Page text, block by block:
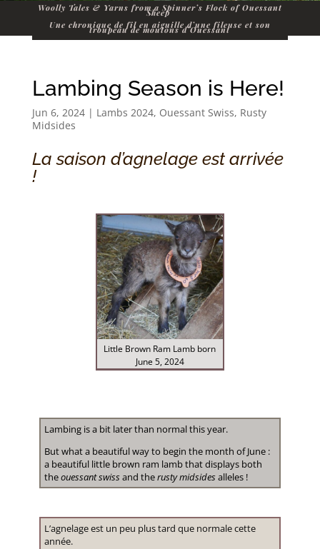
Woolly Tales & Yarns from a Spinner’s Flock of Ouessant
Sheep
Une chronique de fil en aiguille d’une fileuse et son
troupeau de moutons d’Ouessant
Lambing Season is Here!
Jun 6, 2024| Lambs 2024, Ouessant Swiss, Rusty
Midsides
La saison d’agnelage est arrivée
!
Little Brown Ram Lamb born
June 5, 2024
Lambing is a bit later than normal this year.
But what a beautiful way to begin the month of June :
a beautiful little brown ram lamb that displays both
theouessant swissand therusty midsidesalleles !
L’agnelage est un peu plus tard que normale cette
année.